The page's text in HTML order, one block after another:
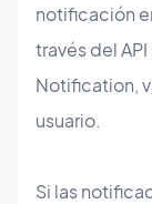
notificación
través del
Notification,
usuario.
Si las